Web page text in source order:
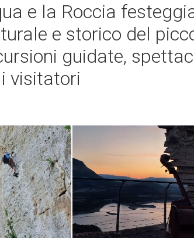
e la Roccia
e storico del
guidate,
visitatori